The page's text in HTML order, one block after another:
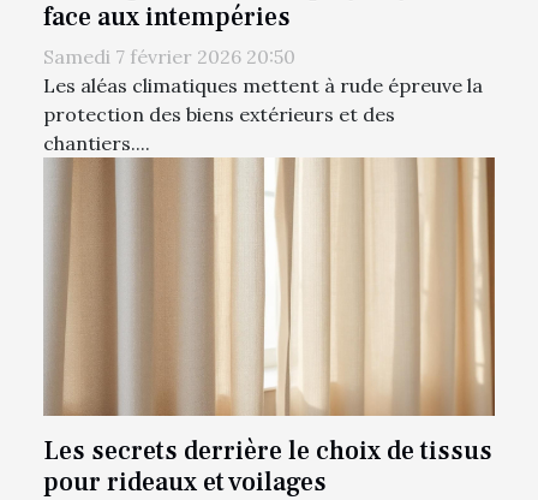
face aux intempéries
Samedi 7 février 2026 20:50
Les aléas climatiques mettent à rude épreuve la
protection des biens extérieurs et des
chantiers....
Les secrets derrière le choix de tissus
pour rideaux et voilages